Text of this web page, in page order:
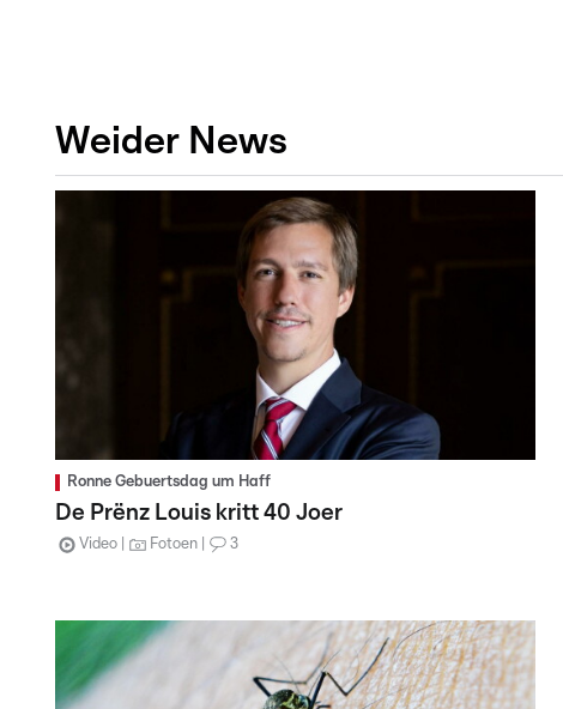
Weider News
Ronne Gebuertsdag um Haff
De Prënz Louis kritt 40 Joer
Video Fotoen 3